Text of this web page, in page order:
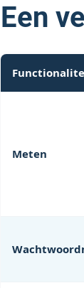
Een
Meten